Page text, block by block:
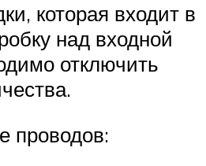
которая входит в
над входной
отключить
проводов: